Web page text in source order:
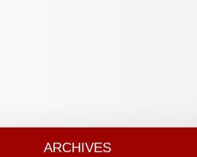
ARCHIVES